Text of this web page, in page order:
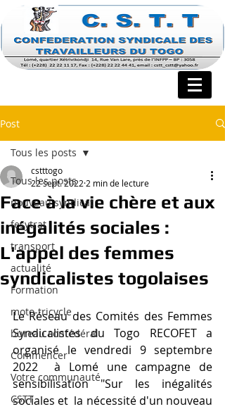
Post
Tous les posts
nouveau syndicat
fesytrat
transport
actualité
Formation
moto-tricycle
bureau confédéral
Commencer
Votre communauté
CSTT
Tous les posts
Face à la vie chère et aux
inégalités sociales :
L'appel des femmes
syndicalistes togolaises
cstttogo
22 sept. 2022 2 min de lecture
Le Réseau des Comités des Femmes
Syndicalistes du Togo RECOFET a
organisé le vendredi 9 septembre
2022  à Lomé une campagne de
sensibilisation "Sur les inégalités
sociales et  la nécessité d'un nouveau